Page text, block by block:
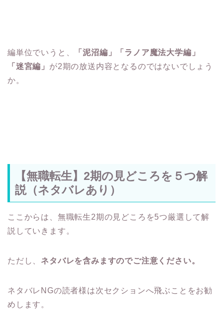
編単位でいうと、
「泥沼編」「ラノア魔法大学編」
「迷宮編」 が2期の放送内容となるのではないでしょう
か。
【無職転生】2期の見どころを５つ解
説（ネタバレあり）
ここからは、無職転生2期の見どころを5つ厳選して解
説していきます。
ただし、 ネタバレを含みますのでご注意ください。
ネタバレNGの読者様は次セクションへ飛ぶことをお勧
めします。